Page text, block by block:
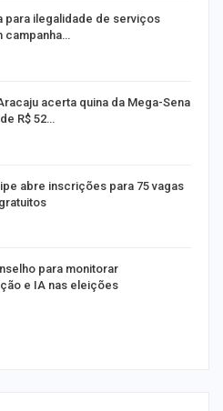
para ilegalidade de serviços
campanha…
acerta quina da Mega-Sena
R$ 52…
abre inscrições para 75 vagas
para monitorar
e IA nas eleições